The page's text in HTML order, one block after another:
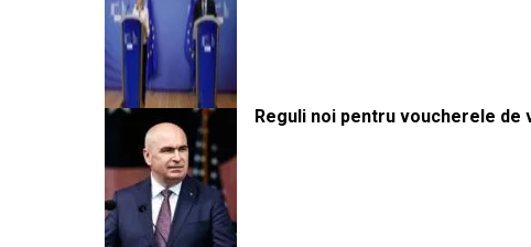
Reguli noi pentru voucherele de